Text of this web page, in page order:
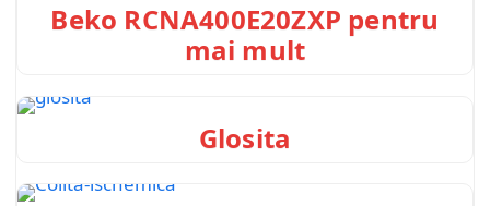
Beko RCNA400E20ZXP pentru
mai mult
Glosita